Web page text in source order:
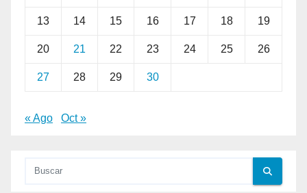
13 14 15 16 17 18 19
20 21 22 23 24 25 26
27 28 29 30
« Ago Oct »